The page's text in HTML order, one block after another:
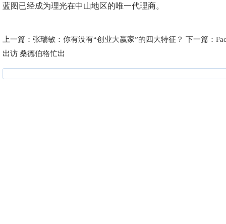
蓝图已经成为理光在中山地区的唯一代理商。
上一篇： 张瑞敏：你有没有“创业大赢家”的四大特征？ 下一篇：
出访 桑德伯格忙出